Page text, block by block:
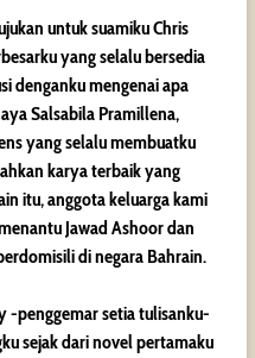
untuk suamiku Chris
yang selalu bersedia
denganku mengenai apa
Salsabila Pramillena,
yang selalu membuatku
karya terbaik yang
itu, anggota keluarga kami
Jawad Ashoor dan
di negara Bahrain.
-penggemar setia tulisanku-
sejak dari novel pertamaku